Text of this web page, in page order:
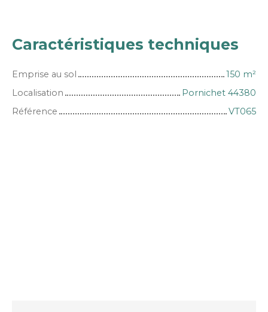
Caractéristiques techniques
Emprise au sol 150 m²
Localisation
Pornichet 44380
Référence
VT065